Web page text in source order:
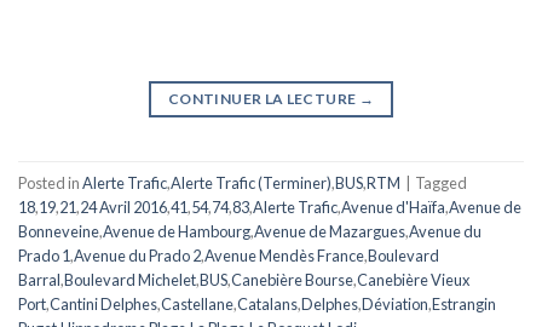
CONTINUER LA LECTURE →
Posted inAlerte Trafic,Alerte Trafic (Terminer),BUS,RTM
Tagged
18,19,21,24 Avril 2016,41,54,74,83,Alerte Trafic,Avenue d'Haïfa,Avenue de
Bonneveine,Avenue de Hambourg,Avenue de Mazargues,Avenue du
Prado 1,Avenue du Prado 2,Avenue Mendès France,Boulevard
Barral,Boulevard Michelet,BUS,Canebière Bourse,Canebière Vieux
Port,Cantini Delphes,Castellane,Catalans,Delphes,Déviation,Estrangin